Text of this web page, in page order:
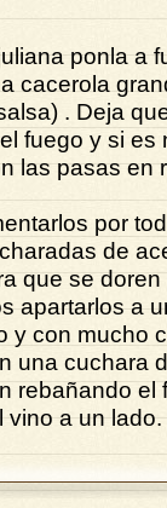
ponla a
cacerola
. Deja
fuego y si es
las pasas en
por
de
que se
apartarlos a
y con mucho
una cuchara
rebañando el
a un